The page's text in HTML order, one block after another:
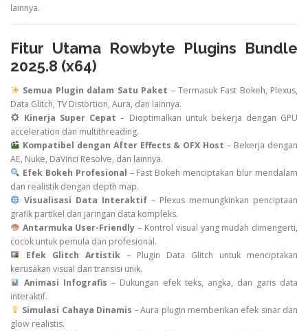
lainnya.
Fitur Utama Rowbyte Plugins Bundle
2025.8 (x64)
Semua Plugin dalam Satu Paket – Termasuk Fast Bokeh, Plexus,
Data Glitch, TV Distortion, Aura, dan lainnya.
Kinerja Super Cepat – Dioptimalkan untuk bekerja dengan GPU
acceleration dan multithreading.
Kompatibel dengan After Effects & OFX Host – Bekerja dengan
AE, Nuke, DaVinci Resolve, dan lainnya.
Efek Bokeh Profesional – Fast Bokeh menciptakan blur mendalam
dan realistik dengan depth map.
Visualisasi Data Interaktif– Plexus memungkinkan penciptaan
grafik partikel dan jaringan data kompleks.
Antarmuka User-Friendly – Kontrol visual yang mudah dimengerti,
cocok untuk pemula dan profesional.
Efek Glitch Artistik– Plugin Data Glitch untuk menciptakan
kerusakan visual dan transisi unik.
Animasi Infografis – Dukungan efek teks, angka, dan garis data
interaktif.
Simulasi Cahaya Dinamis – Aura plugin memberikan efek sinar dan
glow realistis.